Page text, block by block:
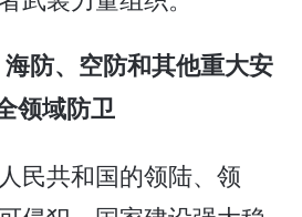
防、空防和其他重大安
领域防卫
民共和国的领陆、领